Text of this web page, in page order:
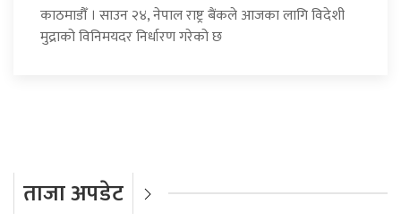
काठमाडौँ । साउन २४, नेपाल राष्ट्र बैंकले आजका लागि विदेशी
मुद्राको विनिमयदर निर्धारण गरेको छ
ताजा अपडेट